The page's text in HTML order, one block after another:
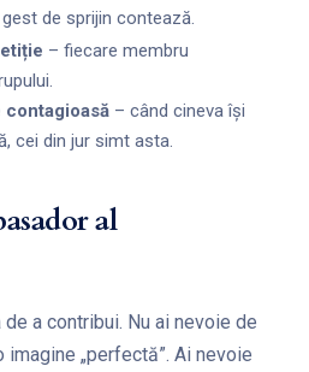
de sprijin contează.
– fiecare membru
– când cineva își
cei din jur simt asta.
al
a contribui. Nu ai nevoie de
„perfectă”. Ai nevoie